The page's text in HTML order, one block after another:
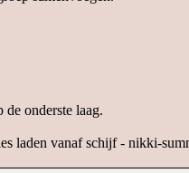
onderste laag.
laden vanaf schijf - nikki-